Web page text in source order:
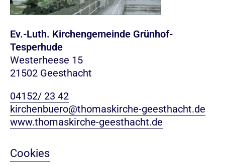
Ev.-Luth. Kirchengemeinde Grünhof-
Tesperhude
Westerheese 15
21502 Geesthacht
04152/ 23 42
kirchenbuero@thomaskirche-geesthacht.de
www.thomaskirche-geesthacht.de
Cookies